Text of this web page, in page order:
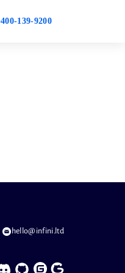
400-139-9200
hello@infini.ltd